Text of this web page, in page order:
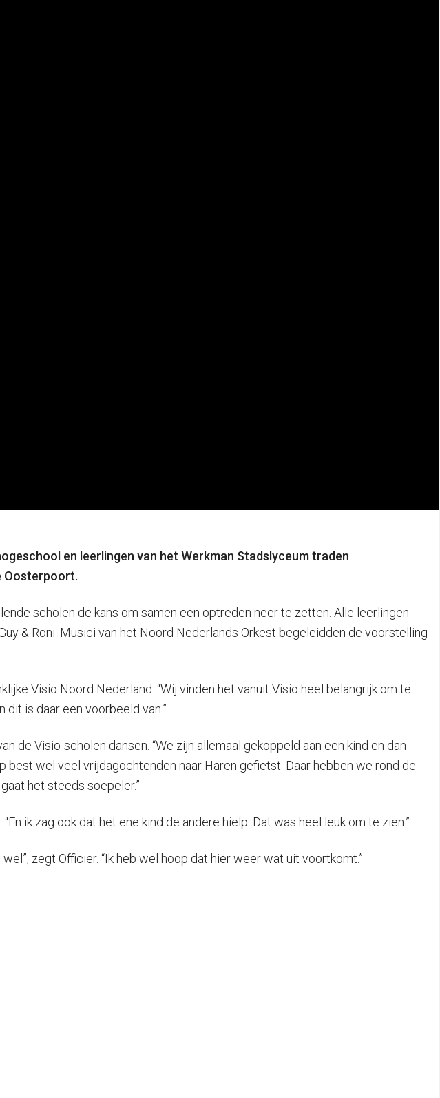
en leerlingen van het Werkman Stadslyceum traden
Oosterpoort.
scholen de kans om samen een optreden neer te zetten. Alle leerlingen
& Roni. Musici van het Noord Nederlands Orkest begeleidden de voorstelling
Visio Noord Nederland: “Wij vinden het vanuit Visio heel belangrijk om te
is daar een voorbeeld van.”
Visio-scholen dansen. “We zijn allemaal gekoppeld aan een kind en dan
best wel veel vrijdagochtenden naar Haren gefietst. Daar hebben we rond de
het steeds soepeler.”
ik zag ook dat het ene kind de andere hielp. Dat was heel leuk om te zien.”
zegt Officier. “Ik heb wel hoop dat hier weer wat uit voortkomt.”